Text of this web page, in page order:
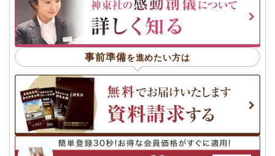
事前準備を進めたい方は